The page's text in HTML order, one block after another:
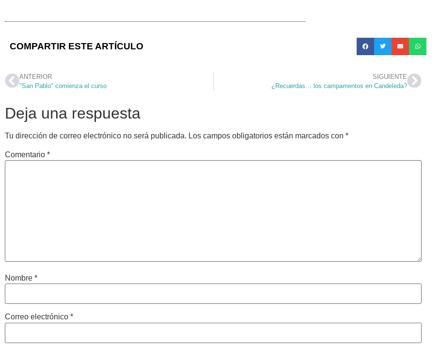
COMPARTIR ESTE ARTÍCULO
ANTERIOR
"San Pablo" comienza el curso
SIGUIENTE
¿Recuerdas… los campamentos en Candeleda?
Deja una respuesta
Tu dirección de correo electrónico no será publicada. Los campos obligatorios están marcados con *
Comentario *
Nombre *
Correo electrónico *